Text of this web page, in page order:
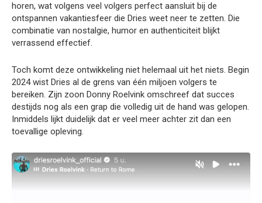
horen, wat volgens veel volgers perfect aansluit bij de
ontspannen vakantiesfeer die Dries weet neer te zetten. Die
combinatie van nostalgie, humor en authenticiteit blijkt
verrassend effectief.
Toch komt deze ontwikkeling niet helemaal uit het niets. Begin
2024 wist Dries al de grens van één miljoen volgers te
bereiken. Zijn zoon Donny Roelvink omschreef dat succes
destijds nog als een grap die volledig uit de hand was gelopen.
Inmiddels lijkt duidelijk dat er veel meer achter zit dan een
toevallige opleving.